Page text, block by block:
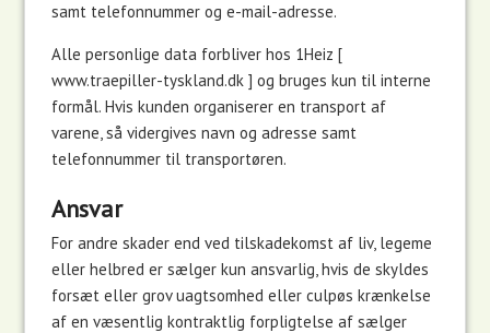
samt telefonnummer og e-mail-adresse.
Alle personlige data forbliver hos 1Heiz [
www.traepiller-tyskland.dk ] og bruges kun til interne
formål. Hvis kunden organiserer en transport af
varene, så vidergives navn og adresse samt
telefonnummer til transportøren.
Ansvar
For andre skader end ved tilskadekomst af liv, legeme
eller helbred er sælgerkun ansvarlig, hvis de skyldes
forsæt eller grov uagtsomhed eller culpøs krænkelse
af en væsentlig kontraktlig forpligtelse af sælger